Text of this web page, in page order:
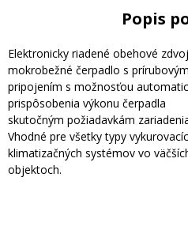
Popis
Elektronicky riadené obehové
mokrobežné čerpadlo s prírubovým
pripojením s možnosťou
prispôsobenia výkonu čerpadla
skutočným požiadavkám
Vhodné pre všetky typy
klimatizačných systémov vo
objektoch.